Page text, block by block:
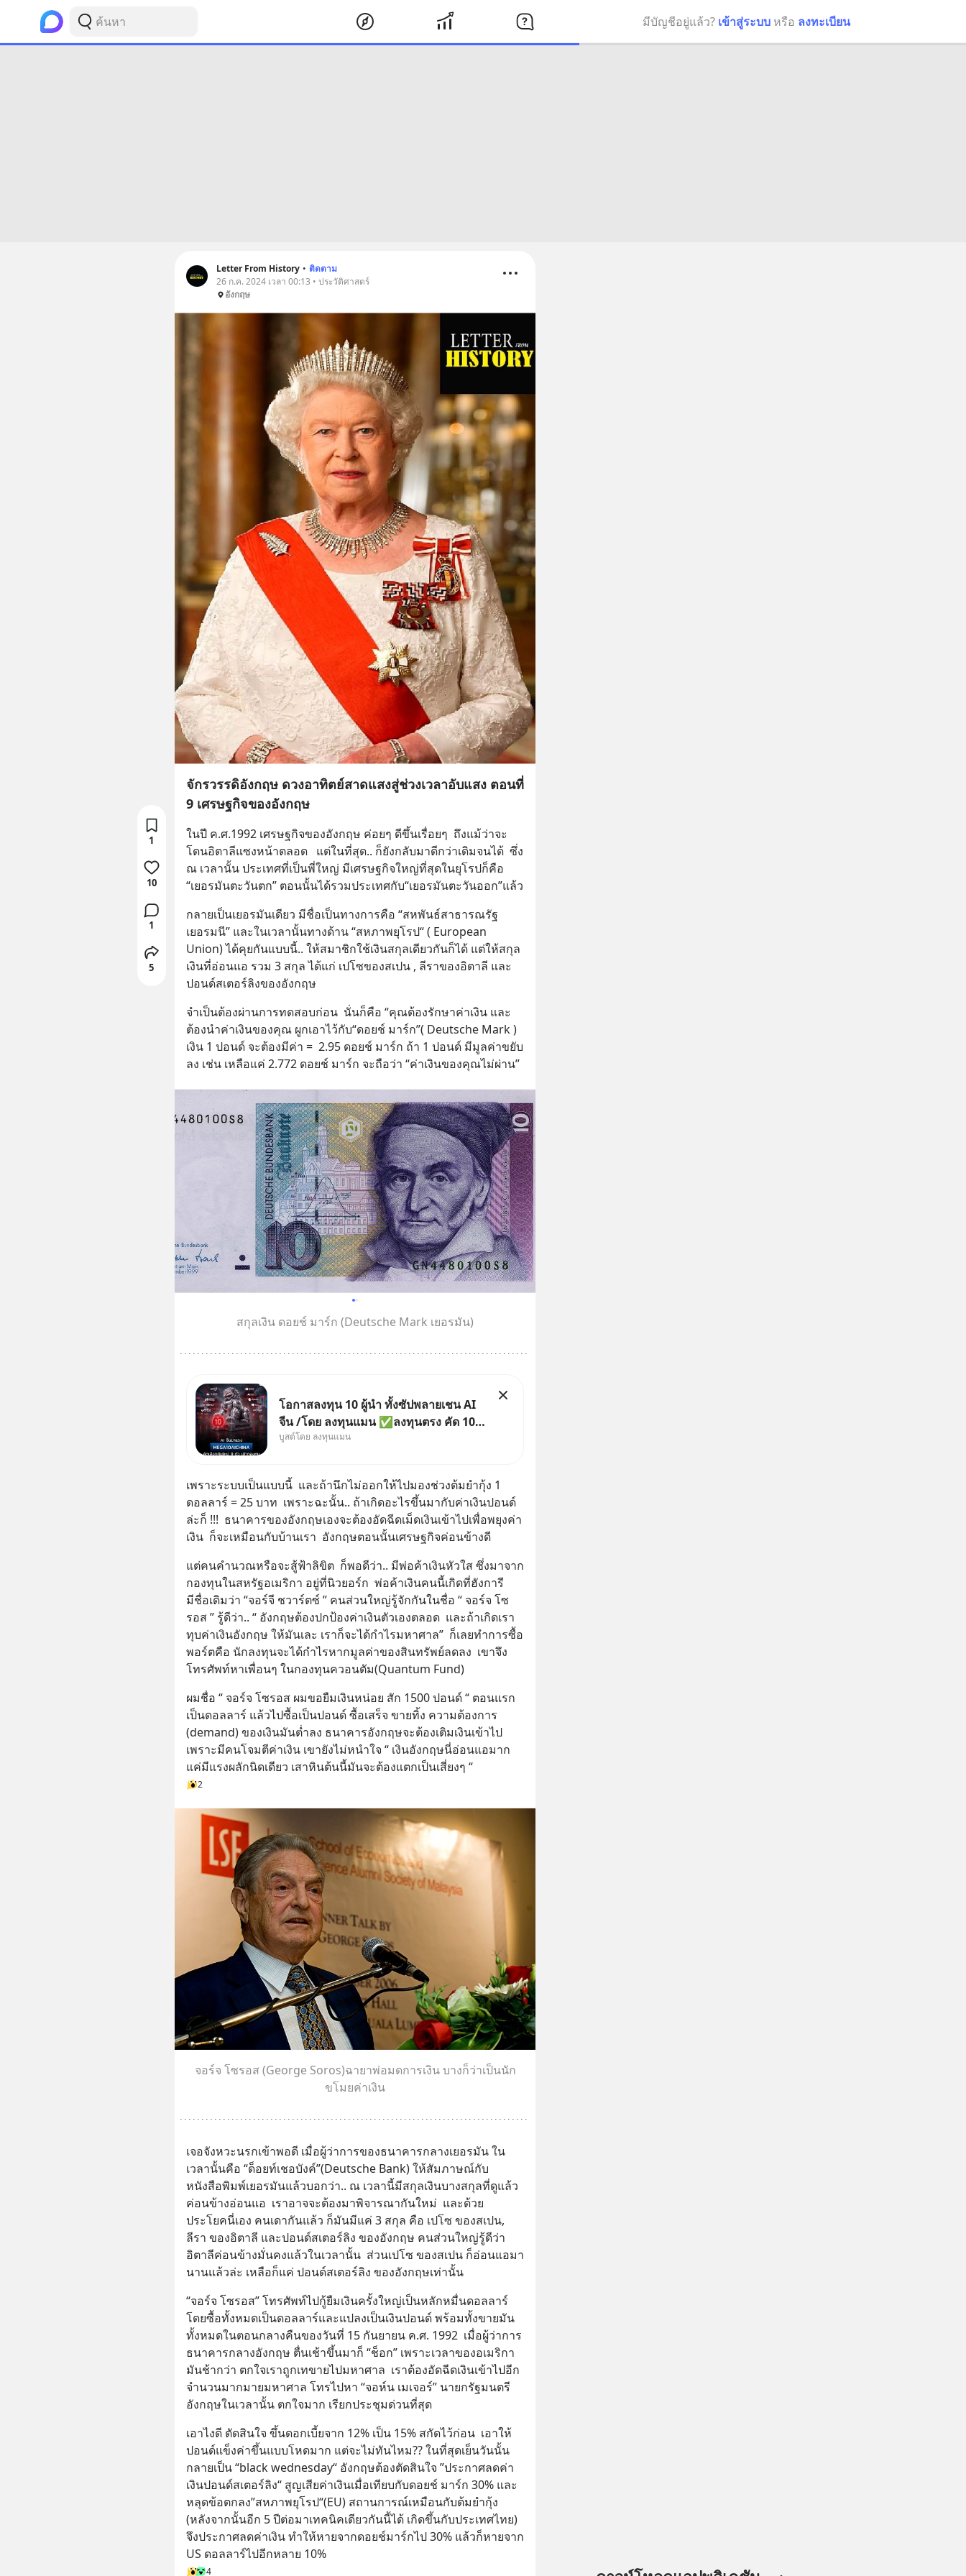
มีบัญชีอยู่แล้ว? เข้าสู่ระบบ หรือ ลงทะเบียน
Letter From History • ติดตาม
26 ก.ค. 2024 เวลา 00:13 • ประวัติศาสตร์
อังกฤษ
จักรวรรดิอังกฤษ ดวงอาทิตย์สาดแสงสู่ช่วงเวลาอับแสง ตอนที่
9 เศรษฐกิจของอังกฤษ
ในปี ค.ศ.1992 เศรษฐกิจของอังกฤษ ค่อยๆ ดีขึ้นเรื่อยๆ  ถึงแม้ว่าจะ
โดนอิตาลีแซงหน้าตลอด   แต่ในที่สุด.. ก็ยังกลับมาดีกว่าเดิมจนได้  ซึ่ง
ณ เวลานั้น ประเทศที่เป็นพี่ใหญ่ มีเศรษฐกิจใหญ่ที่สุดในยุโรปก็คือ
“เยอรมันตะวันตก” ตอนนั้นได้รวมประเทศกับ“เยอรมันตะวันออก”แล้ว
กลายเป็นเยอรมันเดียว มีชื่อเป็นทางการคือ “สหพันธ์สาธารณรัฐ
เยอรมนี” และในเวลานั้นทางด้าน “สหภาพยุโรป“ ( European
Union) ได้คุยกันแบบนี้.. ให้สมาชิกใช้เงินสกุลเดียวกันก็ได้ แต่ให้สกุล
เงินที่อ่อนแอ รวม 3 สกุล ได้แก่ เปโซของสเปน , ลีราของอิตาลี และ
ปอนด์สเตอร์ลิงของอังกฤษ
จำเป็นต้องผ่านการทดสอบก่อน  นั่นก็คือ “คุณต้องรักษาค่าเงิน และ
ต้องนำค่าเงินของคุณ ผูกเอาไว้กับ“ดอยช์ มาร์ก”( Deutsche Mark )
เงิน 1 ปอนด์ จะต้องมีค่า =  2.95 ดอยช์ มาร์ก ถ้า 1 ปอนด์ มีมูลค่าขยับ
ลง เช่น เหลือแค่ 2.772 ดอยช์ มาร์ก จะถือว่า “ค่าเงินของคุณไม่ผ่าน”
สกุลเงิน ดอยช์ มาร์ก (Deutsche Mark เยอรมัน)
โอกาสลงทุน 10 ผู้นำ ทั้งซัปพลายเชน AI
จีน /โดย ลงทุนแมน ✅ลงทุนตรง คัด 10
ผู้นำเน้น ๆ ในธีม AI จีน ✅คัดเลือกหุ้น
ผู้นำ AI จีน ตั้งแต่โรงงานผลิตชิป หน่วย
ความจำ โมเดล
บูสต์โดย ลงทุนแมน
เพราะระบบเป็นแบบนี้  และถ้านึกไม่ออกให้ไปมองช่วงต้มยำกุ้ง 1
ดอลลาร์ = 25 บาท  เพราะฉะนั้น.. ถ้าเกิดอะไรขึ้นมากับค่าเงินปอนด์
ล่ะก็ !!!  ธนาคารของอังกฤษเองจะต้องอัดฉีดเม็ดเงินเข้าไปเพื่อพยุงค่า
เงิน  ก็จะเหมือนกับบ้านเรา  อังกฤษตอนนั้นเศรษฐกิจค่อนข้างดี
แต่คนคำนวณหรือจะสู้ฟ้าลิขิต  ก็พอดีว่า.. มีพ่อค้าเงินหัวใส ซึ่งมาจาก
กองทุนในสหรัฐอเมริกา อยู่ที่นิวยอร์ก  พ่อค้าเงินคนนี้เกิดที่ฮังการี
มีชื่อเดิมว่า “จอร์จี ชวาร์ตซ์ ” คนส่วนใหญ่รู้จักกันในชื่อ “ จอร์จ โซ
รอส ” รู้ดีว่า.. “ อังกฤษต้องปกป้องค่าเงินตัวเองตลอด  และถ้าเกิดเรา
ทุบค่าเงินอังกฤษ ให้มันเละ เราก็จะได้กำไรมหาศาล”  ก็เลยทำการซื้อ
พอร์ตคือ นักลงทุนจะได้กำไรหากมูลค่าของสินทรัพย์ลดลง  เขาจึง
โทรศัพท์หาเพื่อนๆ ในกองทุนควอนตัม(Quantum Fund)
ผมชื่อ “ จอร์จ โซรอส ผมขอยืมเงินหน่อย สัก 1500 ปอนด์ “ ตอนแรก
เป็นดอลลาร์ แล้วไปซื้อเป็นปอนด์ ซื้อเสร็จ ขายทิ้ง ความต้องการ
(demand) ของเงินมันต่ำลง ธนาคารอังกฤษจะต้องเติมเงินเข้าไป
เพราะมีคนโจมตีค่าเงิน เขายังไม่หนำใจ “ เงินอังกฤษนี่อ่อนแอมาก
แค่มีแรงผลักนิดเดียว เสาหินต้นนี้มันจะต้องแตกเป็นเสี่ยงๆ “
2
จอร์จ โซรอส (George Soros)ฉายาพ่อมดการเงิน บางก็ว่าเป็นนัก
ขโมยค่าเงิน
เจอจังหวะนรกเข้าพอดี เมื่อผู้ว่าการของธนาคารกลางเยอรมัน ใน
เวลานั้นคือ “ด็อยท์เชอบังค์”(Deutsche Bank) ให้สัมภาษณ์กับ
หนังสือพิมพ์เยอรมันแล้วบอกว่า.. ณ เวลานี้มีสกุลเงินบางสกุลที่ดูแล้ว
ค่อนข้างอ่อนแอ  เราอาจจะต้องมาพิจารณากันใหม่  และด้วย
ประโยคนี่เอง คนเดากันแล้ว ก็มันมีแค่ 3 สกุล คือ เปโซ ของสเปน,
ลีรา ของอิตาลี และปอนด์สเตอร์ลิง ของอังกฤษ คนส่วนใหญ่รู้ดีว่า
อิตาลีค่อนข้างมั่นคงแล้วในเวลานั้น  ส่วนเปโซ ของสเปน ก็อ่อนแอมา
นานแล้วล่ะ เหลือก็แค่ ปอนด์สเตอร์ลิง ของอังกฤษเท่านั้น
“จอร์จ โซรอส” โทรศัพท์ไปกู้ยืมเงินครั้งใหญ่เป็นหลักหมื่นดอลลาร์
โดยซื้อทั้งหมดเป็นดอลลาร์และแปลงเป็นเงินปอนด์ พร้อมทั้งขายมัน
ทั้งหมดในตอนกลางคืนของวันที่ 15 กันยายน ค.ศ. 1992  เมื่อผู้ว่าการ
ธนาคารกลางอังกฤษ ตื่นเช้าขึ้นมาก็ “ช็อก” เพราะเวลาของอเมริกา
มันช้ากว่า ตกใจเราถูกเทขายไปมหาศาล  เราต้องอัดฉีดเงินเข้าไปอีก
จำนวนมากมายมหาศาล โทรไปหา “จอห์น เมเจอร์” นายกรัฐมนตรี
อังกฤษในเวลานั้น ตกใจมาก เรียกประชุมด่วนที่สุด
เอาไงดี ตัดสินใจ ขึ้นดอกเบี้ยจาก 12% เป็น 15% สกัดไว้ก่อน  เอาให้
ปอนด์แข็งค่าขึ้นแบบโหดมาก แต่จะไม่ทันไหม?? ในที่สุดเย็นวันนั้น
กลายเป็น “black wednesday“ อังกฤษต้องตัดสินใจ ”ประกาศลดค่า
เงินปอนด์สเตอร์ลิง“ สูญเสียค่าเงินเมื่อเทียบกับดอยช์ มาร์ก 30% และ
หลุดข้อตกลง”สหภาพยุโรป“(EU) สถานการณ์เหมือนกับต้มยำกุ้ง
(หลังจากนั้นอีก 5 ปีต่อมาเทคนิคเดียวกันนี้ได้ เกิดขึ้นกับประเทศไทย)
จึงประกาศลดค่าเงิน ทำให้หายจากดอยช์มาร์กไป 30% แล้วก็หายจาก
US ดอลลาร์ไปอีกหลาย 10%
4
1
10
1
5